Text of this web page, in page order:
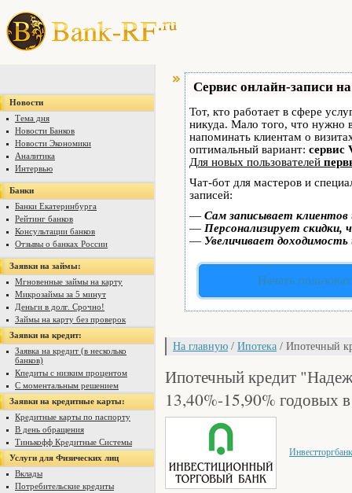
Новости
Тема дня
Новости Банков
Новости Экономики
Аналитика
Интервью
Банки
Банки Екатеринбурга
Рейтинг банков
Консультации банков
Отзывы о банках России
Заявки на займы:
Мгновенные займы на карту
Микрозаймы за 5 минут
Деньги в долг. Срочно!
Займы на карту без проверок
Заявки на кредит:
Заявка на кредит (в несколько
банков)
Кпедиты с низким процентом
С моментальным решением
Заявки на кредитные карты:
Кредитные карты по паспорту
В день обращения
Тинькофф Кредитные Системы
Услуги для Физических лиц
Вклады
Потребительские кредиты
Сервис онлайн-записи
Тот, кто работает в сфере
никуда. Мало того, что нужно
напоминать клиентам о
оптимальный вариант: сервис
Для новых пользователей
Чат-бот для мастеров и
записей:
— Сам записывает
— Персонализирует скидки,
— Увеличивает
Начать
На главную / Ипотека / Ипотечный
Ипотечный кредит
13,40%-15,90% годовых
Инвестторгбанк